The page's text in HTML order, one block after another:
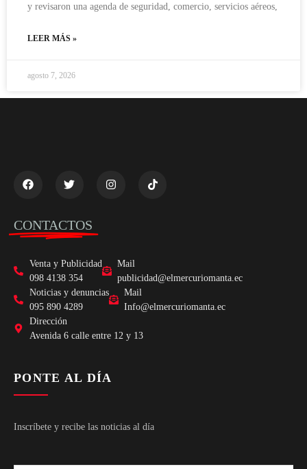
y revisaron una agenda de seguridad, comercio, servicios aéreos,
LEER MÁS »
agosto 7, 2026
CONTACTOS
Venta y Publicidad
098 4138 354
Mail
publicidad@elmercuriomanta.ec
Noticias y denuncias
095 890 4289
Mail
Info@elmercuriomanta.ec
Dirección
Avenida 6 calle entre 12 y 13
PONTE AL DÍA
Inscríbete y recibe las noticias al día